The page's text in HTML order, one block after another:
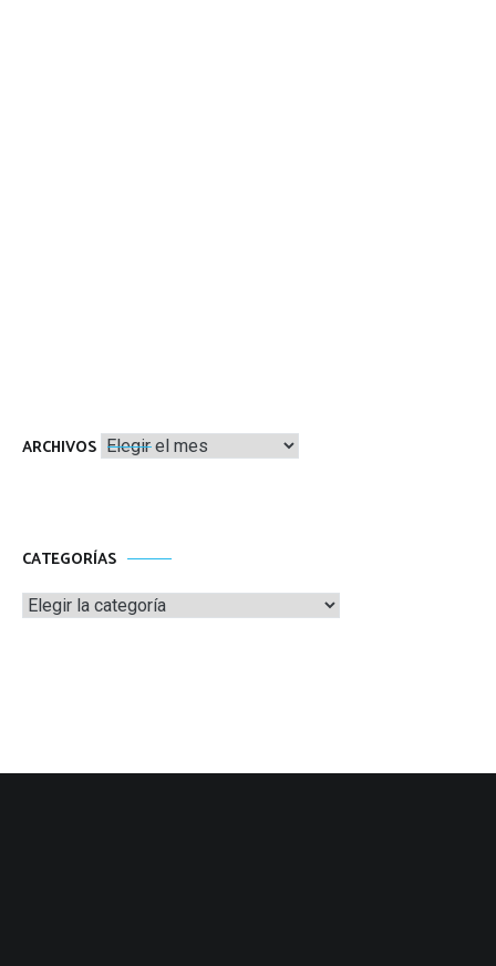
ARCHIVOS Archivos
CATEGORÍAS
Categorías